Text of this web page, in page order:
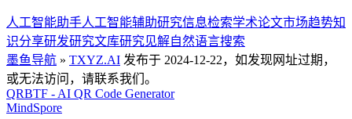
人工智能助手人工智能辅助研究信息检索学术论文市场趋势知
识分享研发研究文库研究见解自然语言搜索
墨鱼导航 » TXYZ.AI 发布于 2024-12-22，如发现网址过期，
或无法访问，请联系我们。
QRBTF - AI QR Code Generator
MindSpore